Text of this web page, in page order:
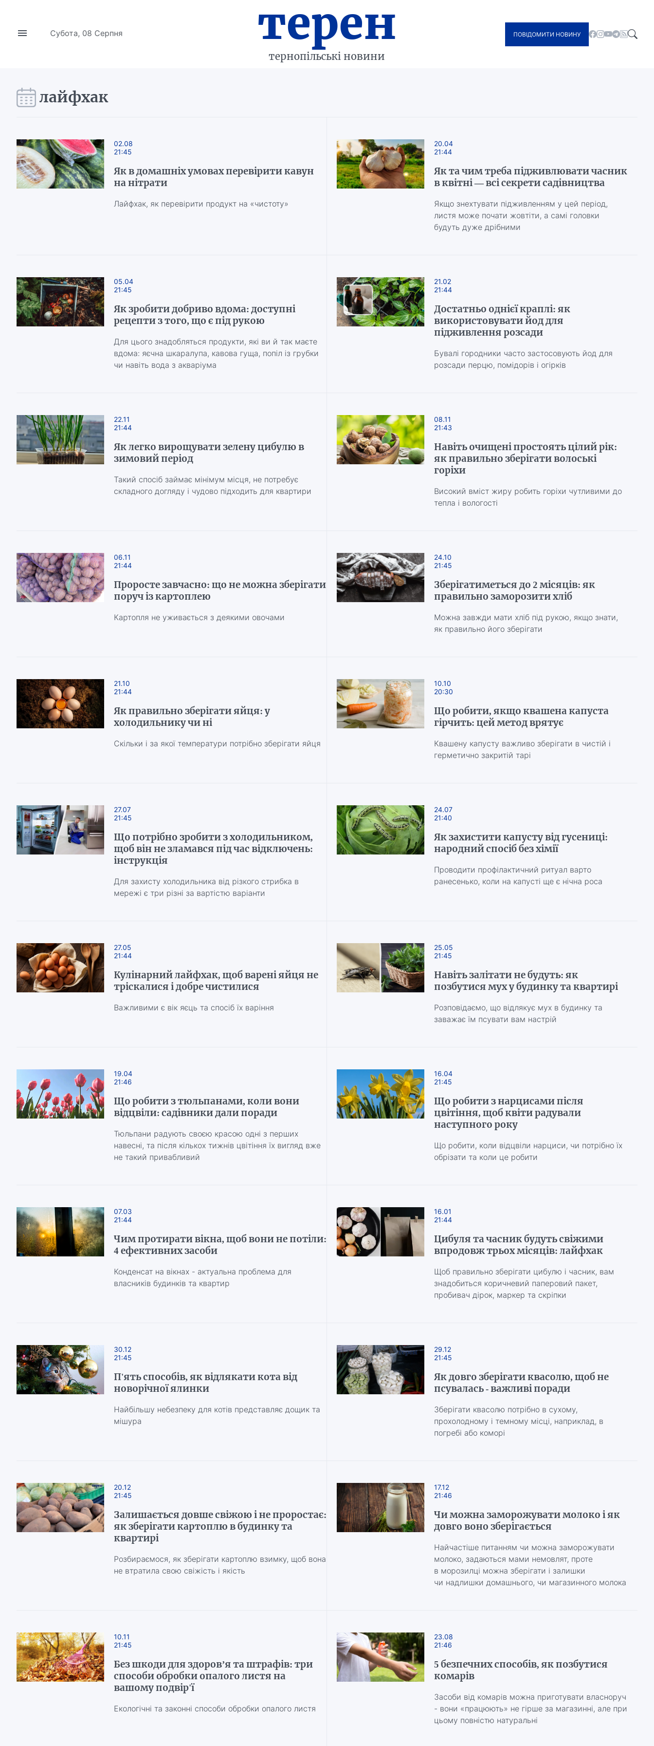
Субота, 08 Серпня терен
тернопільські новини
ПОВІДОМИТИ НОВИНУ
лайфхак
02.08
21:45
Як в домашніх умовах перевірити кавун
на нітрати
Лайфхак, як перевірити продукт на «чистоту»
20.04
21:44
Як та чим треба підживлювати часник
в квітні — всі секрети садівництва
Якщо знехтувати підживленням у цей період,
листя може почати жовтіти, а самі головки
будуть дуже дрібними
05.04
21:45
Як зробити добриво вдома: доступні
рецепти з того, що є під рукою
Для цього знадобляться продукти, які ви й так маєте
вдома: яєчна шкаралупа, кавова гуща, попіл із грубки
чи навіть вода з акваріума
21.02
21:44
Достатньо однієї краплі: як
використовувати йод для
підживлення розсади
Бувалі городники часто застосовують йод для
розсади перцю, помідорів і огірків
22.11
21:44
Як легко вирощувати зелену цибулю в
зимовий період
Такий спосіб займає мінімум місця, не потребує
складного догляду і чудово підходить для квартири
08.11
21:43
Навіть очищені простоять цілий рік:
як правильно зберігати волоські
горіхи
Високий вміст жиру робить горіхи чутливими до
тепла і вологості
06.11
21:44
Проросте завчасно: що не можна зберігати
поруч із картоплею
Картопля не уживається з деякими овочами
24.10
21:45
Зберігатиметься до 2 місяців: як
правильно заморозити хліб
Можна завжди мати хліб під рукою, якщо знати,
як правильно його зберігати
21.10
21:44
Як правильно зберігати яйця: у
холодильнику чи ні
Скільки і за якої температури потрібно зберігати яйця
10.10
20:30
Що робити, якщо квашена капуста
гірчить: цей метод врятує
Квашену капусту важливо зберігати в чистій і
герметично закритій тарі
27.07
21:45
Що потрібно зробити з холодильником,
щоб він не зламався під час відключень:
інструкція
Для захисту холодильника від різкого стрибка в
мережі є три різні за вартістю варіанти
24.07
21:40
Як захистити капусту від гусениці:
народний спосіб без хімії
Проводити профілактичний ритуал варто
ранесенько, коли на капусті ще є нічна роса
27.05
21:44
Кулінарний лайфхак, щоб варені яйця не
тріскалися і добре чистилися
Важливими є вік яєць та спосіб їх варіння
25.05
21:45
Навіть залітати не будуть: як
позбутися мух у будинку та квартирі
Розповідаємо, що відлякує мух в будинку та
заважає їм псувати вам настрій
19.04
21:46
Що робити з тюльпанами, коли вони
відцвіли: садівники дали поради
Тюльпани радують своєю красою одні з перших
навесні, та після кількох тижнів цвітіння їх вигляд вже
не такий привабливий
16.04
21:45
Що робити з нарцисами після
цвітіння, щоб квіти радували
наступного року
Що робити, коли відцвіли нарциси, чи потрібно їх
обрізати та коли це робити
07.03
21:44
Чим протирати вікна, щоб вони не потіли:
4 ефективних засоби
Конденсат на вікнах - актуальна проблема для
власників будинків та квартир
16.01
21:44
Цибуля та часник будуть свіжими
впродовж трьох місяців: лайфхак
Щоб правильно зберігати цибулю і часник, вам
знадобиться коричневий паперовий пакет,
пробивач дірок, маркер та скріпки
30.12
21:45
П'ять способів, як відлякати кота від
новорічної ялинки
Найбільшу небезпеку для котів представляє дощик та
мішура
29.12
21:45
Як довго зберігати квасолю, щоб не
псувалась - важливі поради
Зберігати квасолю потрібно в сухому,
прохолодному і темному місці, наприклад, в
погребі або коморі
20.12
21:45
Залишається довше свіжою і не проростає:
як зберігати картоплю в будинку та
квартирі
Розбираємося, як зберігати картоплю взимку, щоб вона
не втратила свою свіжість і якість
17.12
21:46
Чи можна заморожувати молоко і як
довго воно зберігається
Найчастіше питанням чи можна заморожувати
молоко, задаються мами немовлят, проте
в морозилці можна зберігати і залишки
чи надлишки домашнього, чи магазинного молока
10.11
21:45
Без шкоди для здоров’я та штрафів: три
способи обробки опалого листя на
вашому подвір'ї
Екологічні та законні способи обробки опалого листя
23.08
21:46
5 безпечних способів, як позбутися
комарів
Засоби від комарів можна приготувати власноруч
- вони «працюють» не гірше за магазинні, але при
цьому повністю натуральні